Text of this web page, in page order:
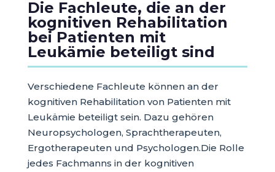
Die Fachleute, die an der
kognitiven Rehabilitation
bei Patienten mit
Leukämie beteiligt sind
Verschiedene Fachleute können an der
kognitiven Rehabilitation von Patienten mit
Leukämie beteiligt sein. Dazu gehören
Neuropsychologen, Sprachtherapeuten,
Ergotherapeuten und Psychologen.Die Rolle
jedes Fachmanns in der kognitiven